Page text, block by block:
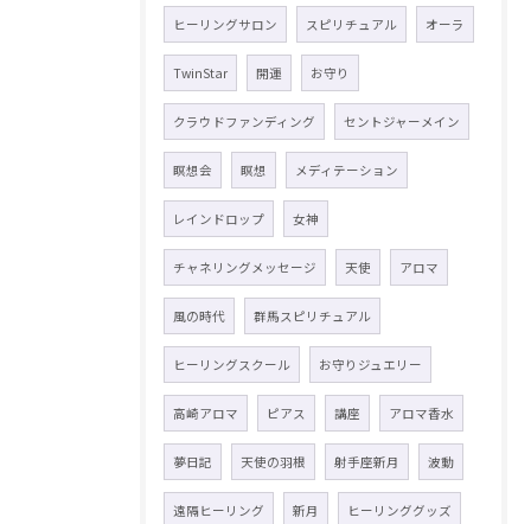
ヒーリングサロン スピリチュアル オーラ
TwinStar 開運 お守り
クラウドファンディング セントジャーメイン
瞑想会 瞑想 メディテーション
レインドロップ 女神
チャネリングメッセージ 天使 アロマ
風の時代 群馬スピリチュアル
ヒーリングスクール お守りジュエリー
高崎アロマ ピアス 講座 アロマ香水
夢日記 天使の羽根 射手座新月 波動
遠隔ヒーリング 新月 ヒーリンググッズ